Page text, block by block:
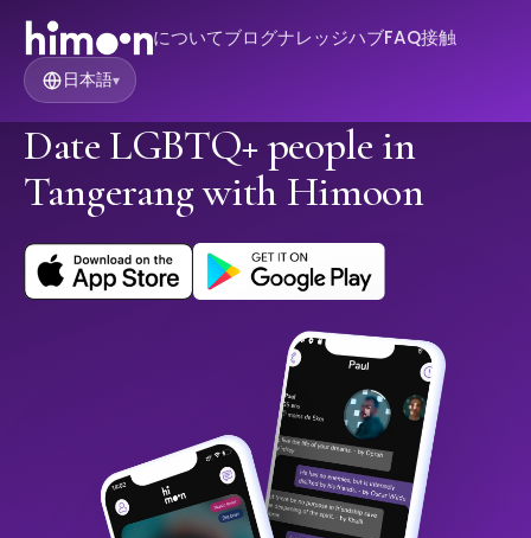
についてブログナレッジハブFAQ接触
日本語▾
Date LGBTQ+ people in
Tangerang with Himoon